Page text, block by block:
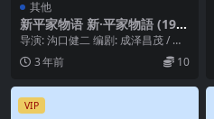
其他
新平家物语 新·平家物語 (195
5)
导演: 沟口健二 编剧: 成泽昌茂 / 依
田义贤 主演: 市川雷藏 / 林成年 ...
3 年前 10
VIP